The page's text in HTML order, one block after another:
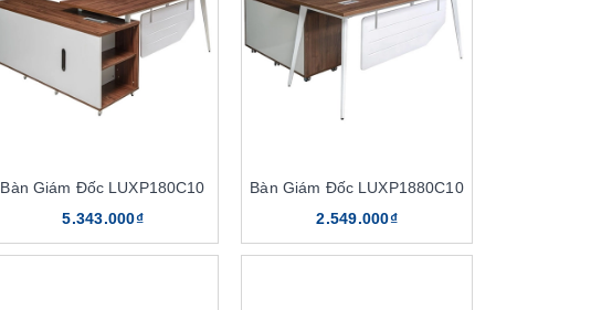
Bàn Giám Đốc LUXP180C10
5.343.000₫
Bàn Giám Đốc LUXP1880C10
2.549.000₫